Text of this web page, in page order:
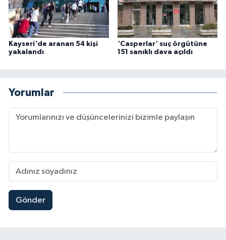
Kayseri'de aranan 54 kişi
yakalandı
'Casperlar' suç örgütüne
151 sanıklı dava açıldı
Yorumlar
Gönder